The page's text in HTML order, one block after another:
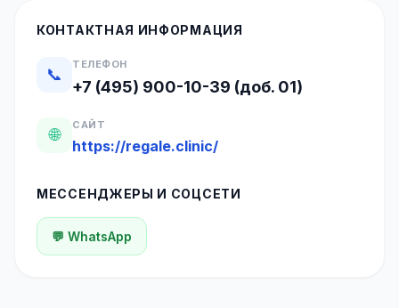
КОНТАКТНАЯ ИНФОРМАЦИЯ
📞
ТЕЛЕФОН
+7 (495) 900-10-39 (доб. 01)
🌐
САЙТ
https://regale.clinic/
МЕССЕНДЖЕРЫ И СОЦСЕТИ
💬 WhatsApp